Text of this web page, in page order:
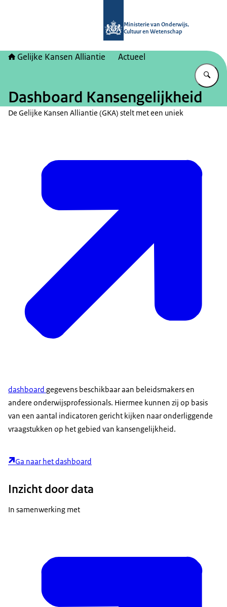
Ministerie van Onderwijs,
Cultuur en Wetenschap
Gelijke Kansen Alliantie Actueel
Dashboard Kansengelijkheid
De Gelijke Kansen Alliantie (GKA) stelt met een uniek
dashboard gegevens beschikbaar aan beleidsmakers en
andere onderwijsprofessionals. Hiermee kunnen zij op basis
van een aantal indicatoren gericht kijken naar onderliggende
vraagstukken op het gebied van kansengelijkheid.
Ga naar het dashboard
Inzicht door data
In samenwerking met